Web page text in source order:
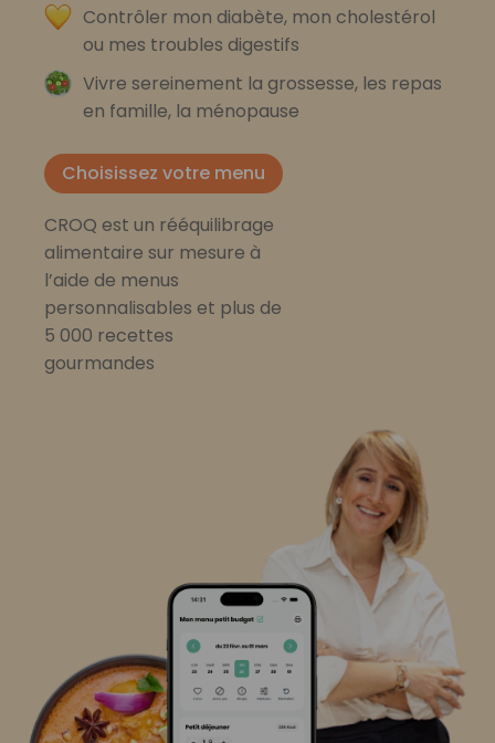
Contrôler mon diabète, mon cholestérol
ou mes troubles digestifs
Vivre sereinement la grossesse, les repas
en famille, la ménopause
Choisissez votre menu
CROQ est un rééquilibrage
alimentaire sur mesure à
l’aide de menus
personnalisables et plus de
5 000 recettes
gourmandes